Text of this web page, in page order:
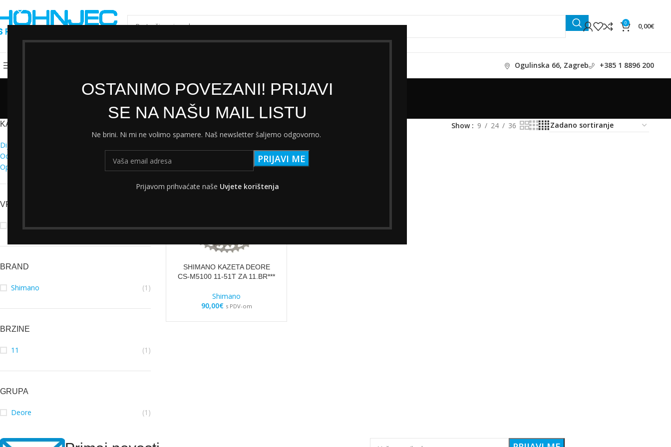
OSTANIMO POVEZANI! PRIJAVI
SE NA NAŠU MAIL LISTU
Ne brini. Ni mi ne volimo spamere. Naš newsletter šaljemo odgovorno.
Prijavom prihvaćate naše Uvjete korištenja
ODABERI KATEGORIJU
0 0,00€
Ogulinska 66, Zagreb +385 1 8896 200
11-51T
KATEGORIJE
Dijelovi
Odjeća
Oprema
VRSTA PROIZVODA
Kazeta (1)
BRAND
Shimano (1)
BRZINE
11 (1)
GRUPA
Deore (1)
Show 9 24 36
SHIMANO KAZETA DEORE
CS-M5100 11-51T ZA 11.BR***
Shimano
90,00€ s PDV-om